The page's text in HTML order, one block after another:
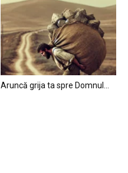
Aruncă grija ta spre Domnul…